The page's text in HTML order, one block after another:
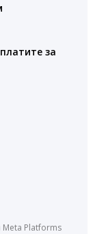
за
Platforms